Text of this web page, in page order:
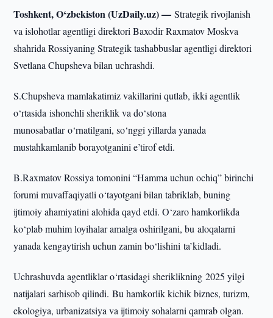
Toshkent, O‘zbekiston (UzDaily.uz) —Strategik rivojlanish
va islohotlar agentligi direktori Baxodir Raxmatov Moskva
shahrida Rossiyaning Strategik tashabbuslar agentligi direktori
Svetlana Chupsheva bilan uchrashdi.
S.Chupsheva mamlakatimiz vakillarini qutlab, ikki agentlik
o‘rtasida ishonchli sheriklik va do‘stona
munosabatlar o‘rnatilgani, so‘nggi yillarda yanada
mustahkamlanib borayotganini e’tirof etdi.
B.Raxmatov Rossiya tomonini “Hamma uchun ochiq” birinchi
forumi muvaffaqiyatli o‘tayotgani bilan tabriklab, buning
ijtimoiy ahamiyatini alohida qayd etdi. O‘zaro hamkorlikda
ko‘plab muhim loyihalar amalga oshirilgani, bu aloqalarni
yanada kengaytirish uchun zamin bo‘lishini ta’kidladi.
Uchrashuvda agentliklar o‘rtasidagi sheriklikning 2025 yilgi
natijalari sarhisob qilindi. Bu hamkorlik kichik biznes, turizm,
ekologiya, urbanizatsiya va ijtimoiy sohalarni qamrab olgan.